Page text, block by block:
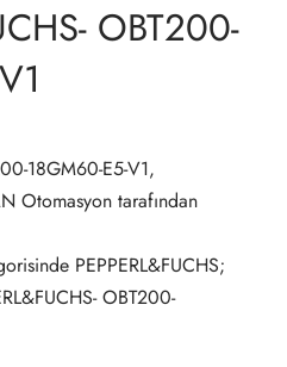
OBT200-
18GM60-E5-V1,
Otomasyon tarafından
PEPPERL&FUCHS;
OBT200-